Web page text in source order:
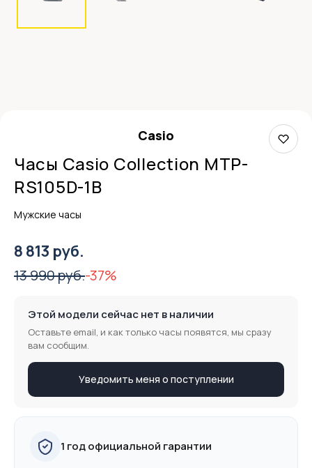
Casio
Часы Casio Collection MTP-
RS105D-1B
Мужские часы
8 813 руб.
13 990 руб.-37%
Этой модели сейчас нет в наличии
Оставьте email, и как только часы появятся, мы сразу
вам сообщим.
Уведомить меня о поступлении
1 год официальной гарантии